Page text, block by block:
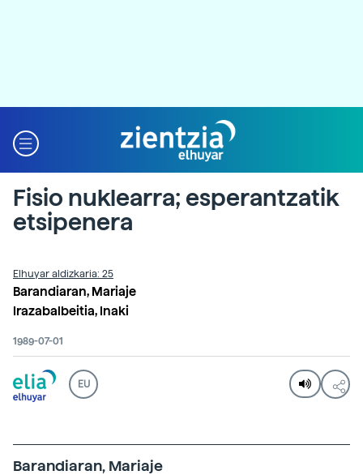
Fisio nuklearra; esperantzatik
etsipenera
Elhuyar aldizkaria: 25
Barandiaran, Mariaje
Irazabalbeitia, Inaki
1989-07-01
EU
Barandiaran, Mariaje